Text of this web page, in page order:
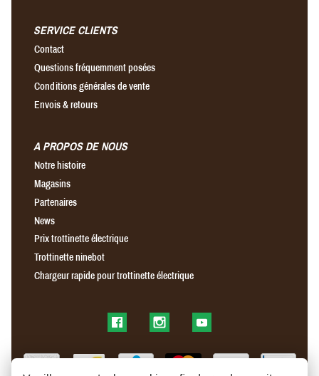
SERVICE CLIENTS
Contact
Questions fréquemment posées
Conditions générales de vente
Envois & retours
A PROPOS DE NOUS
Notre histoire
Magasins
Partenaires
News
Prix trottinette électrique
Trottinette ninebot
Chargeur rapide pour trottinette électrique
Find us on FacebookFind us on InstagramFind us on YouTube